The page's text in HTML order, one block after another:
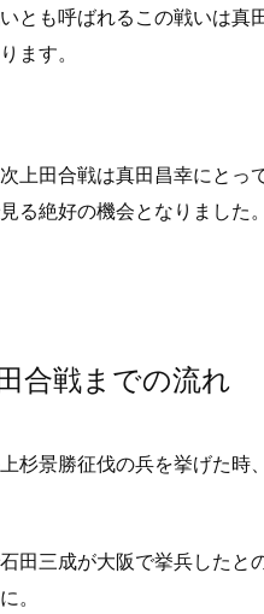
とも呼ばれるこの戦いは真
ます。
上田合戦は真田昌幸にとっ
る絶好の機会となりました。
合戦までの流れ
杉景勝征伐の兵を挙げた時
田三成が大阪で挙兵した
。